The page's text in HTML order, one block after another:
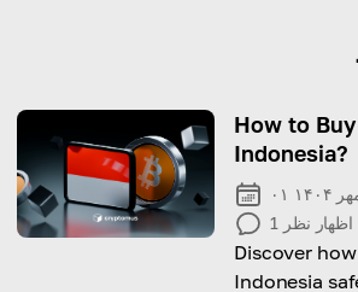
How to
Indonesia?
۱۴۰۴
1 اظهار نظر
Discover
Indonesia